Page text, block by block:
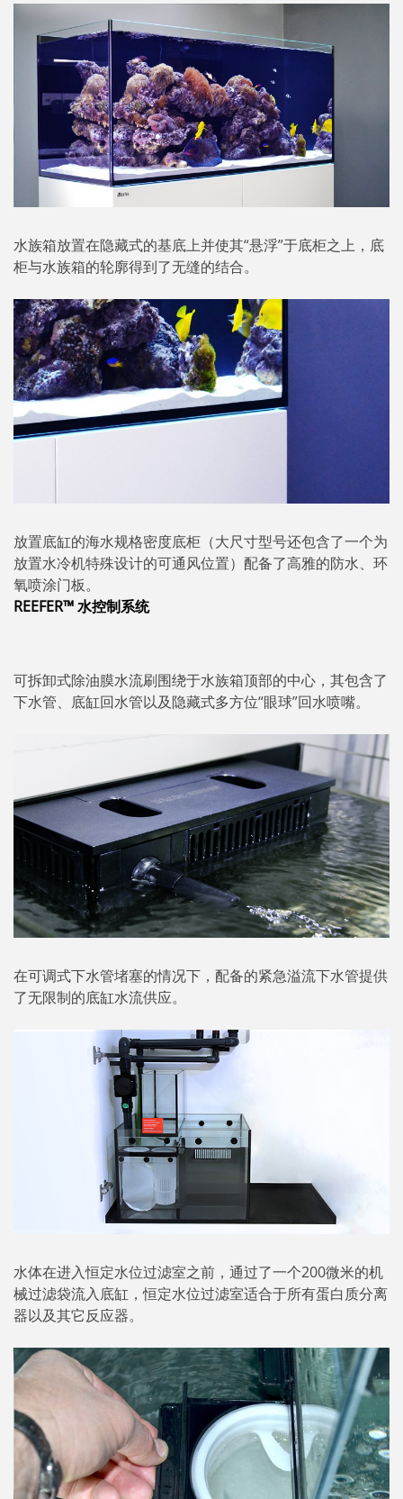
水族箱放置在隐藏式的基底上并使其“悬浮”于底柜之上，底
柜与水族箱的轮廓得到了无缝的结合。
放置底缸的海水规格密度底柜（大尺寸型号还包含了一个为
放置水冷机特殊设计的可通风位置）配备了高雅的防水、环
氧喷涂门板。
REEFER™ 水控制系统
可拆卸式除油膜水流刷围绕于水族箱顶部的中心，其包含了
下水管、底缸回水管以及隐藏式多方位“眼球”回水喷嘴。
在可调式下水管堵塞的情况下，配备的紧急溢流下水管提供
了无限制的底缸水流供应。
水体在进入恒定水位过滤室之前，通过了一个200微米的机
械过滤袋流入底缸，恒定水位过滤室适合于所有蛋白质分离
器以及其它反应器。